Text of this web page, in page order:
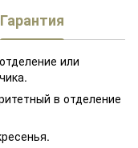
Гарантия
или
в отделение